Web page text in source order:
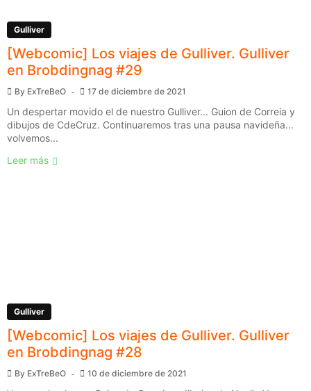
Gulliver
[Webcomic] Los viajes de Gulliver. Gulliver
en Brobdingnag #29
By ExTreBeO 17 de diciembre de 2021
Un despertar movido el de nuestro Gulliver... Guion de Correia y
dibujos de CdeCruz. Continuaremos tras una pausa navideña...
volvemos...
Leer más
Gulliver
[Webcomic] Los viajes de Gulliver. Gulliver
en Brobdingnag #28
By ExTreBeO 10 de diciembre de 2021